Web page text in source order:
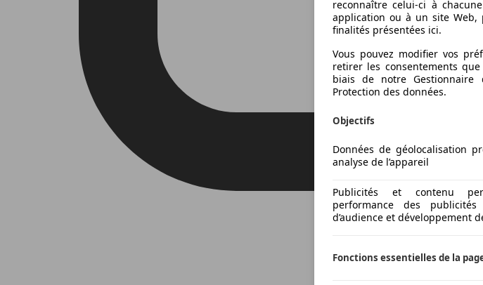
reconnaître celui-ci à
application ou à un site
finalités présentées ici.
Vous pouvez modifier vos
retirer les consentements
biais de notre Gestionnaire
Protection des données.
Objectifs
Données de géolocalisation
analyse de l’appareil
Publicités et contenu
performance des
d’audience et développement
Fonctions essentielles de la